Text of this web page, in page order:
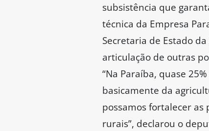
subsistência que
técnica da Empresa
Secretaria de Estado
articulação de outras
“Na Paraíba, quase
basicamente da
possamos fortalecer
rurais”, declarou o